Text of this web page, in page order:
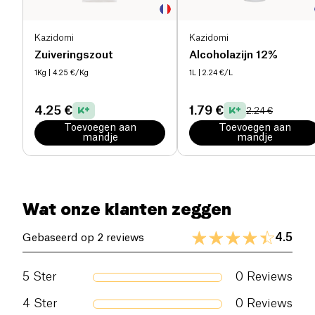
Kazidomi
Zuiveringszout
1Kg | 4.25 €/Kg
4.25 €
Toevoegen aan
mandje
Kazidomi
Alcoholazijn 12%
1L | 2.24 €/L
1.79 € 2.24 €
Toevoegen aan
mandje
Wat onze klanten zeggen
Gebaseerd op 2 reviews 4.5
5 Ster 0 Reviews
4 Ster 0 Reviews